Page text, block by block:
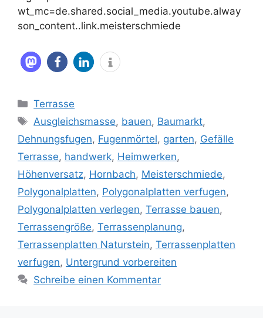
wt_mc=de.shared.social_media.youtube.alway
son_content..link.meisterschmiede
Kategorien
Terrasse
Schlagwörter
Ausgleichsmasse, bauen, Baumarkt,
Dehnungsfugen, Fugenmörtel, garten, Gefälle
Terrasse, handwerk, Heimwerken,
Höhenversatz, Hornbach, Meisterschmiede,
Polygonalplatten, Polygonalplatten verfugen,
Polygonalplatten verlegen, Terrasse bauen,
Terrassengröße, Terrassenplanung,
Terrassenplatten Naturstein, Terrassenplatten
verfugen, Untergrund vorbereiten
Schreibe einen Kommentar